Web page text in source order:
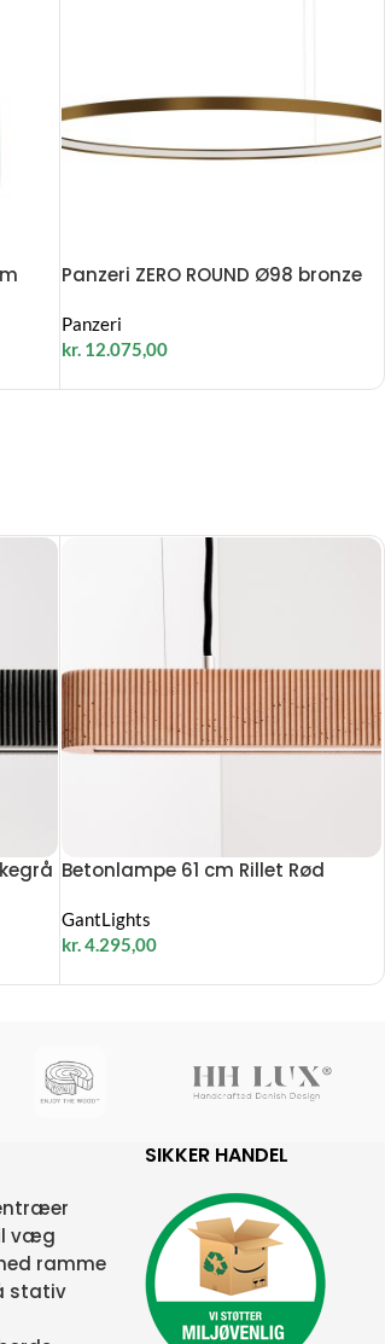
Panzeri ZERO ROUND Ø98 bronze
Panzeri
kr.12.075,00
Betonlampe 61 cm Rillet Rød
GantLights
kr.4.295,00
væg
ramme
stativ
SIKKER HANDEL